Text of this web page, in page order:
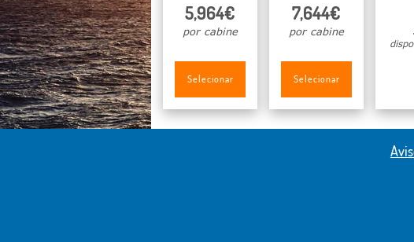
5,964€
por cabine
Selecionar
7,644€
por cabine
Selecionar